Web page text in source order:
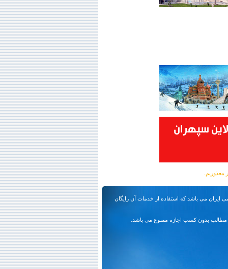
ایران می باشد که استفاده از خدمات آن رایگان
بدون کسب اجازه ممنوع می باشد.